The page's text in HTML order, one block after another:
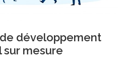
développement
sur mesure